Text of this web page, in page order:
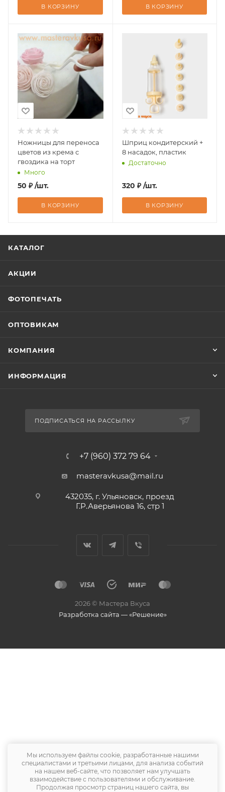
В КОРЗИНУ В КОРЗИНУ
Ножницы для переноса
цветов из крема с
гвоздика на торт
Много
50 ₽ /шт.
В КОРЗИНУ
Шприц кондитерский +
8 насадок, пластик
Достаточно
320 ₽ /шт.
В КОРЗИНУ
КАТАЛОГ
АКЦИИ
ФОТОПЕЧАТЬ
ОПТОВИКАМ
КОМПАНИЯ
ИНФОРМАЦИЯ
ПОДПИСАТЬСЯ НА РАССЫЛКУ
+7 (960) 372 79 64
masteravkusa@mail.ru
432035, г. Ульяновск, проезд
Г.Р.Аверьянова 16, стр 1
2026 © Мастера Вкуса
Разработка сайта — «Решение»
Мы используем файлы cookie, разработанные нашими
специалистами и третьими лицами, для анализа событий
на нашем веб-сайте, что позволяет нам улучшать
взаимодействие с пользователями и обслуживание.
Продолжая просмотр страниц нашего сайта, вы